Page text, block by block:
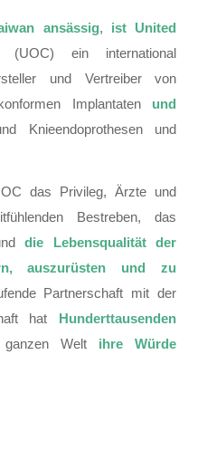
ansässig, ist United
ein international
und Vertreiber von
Implantaten und
Knieendoprothesen und
das Privileg, Ärzte und
Bestreben, das
die Lebensqualität der
auszurüsten und zu
Partnerschaft mit der
hat
Hunderttausenden
Welt ihre Würde